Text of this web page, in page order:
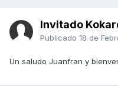
Invitado
Publicado 18 de
Un saludo Juanfran y